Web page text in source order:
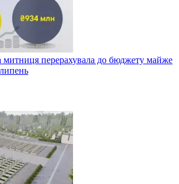
митниця перерахувала до бюджету майже